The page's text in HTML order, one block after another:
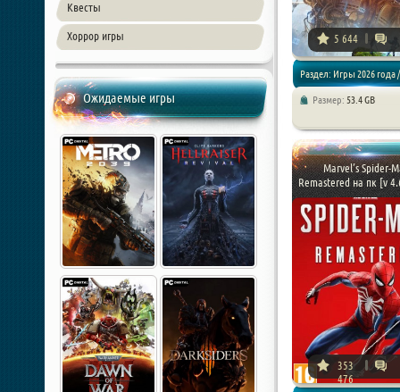
Квесты
Хоррор игры
Ожидаемые игры
5 644
Раздел: Игры 2026 года /
Размер: 53.4 GB
Marvel’s Spider-
Remastered на пк [v
353
476